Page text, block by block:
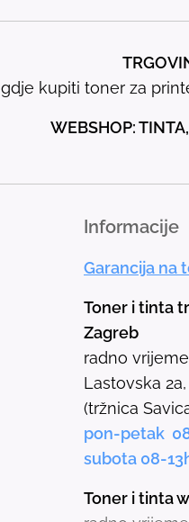
gdje kupiti toner za
WEBSHOP:
Informacije
Garancija
Toner i tinta
Zagreb
radno
Lastovska
(tržnica
pon-petak
subota 08-
Toner i tinta